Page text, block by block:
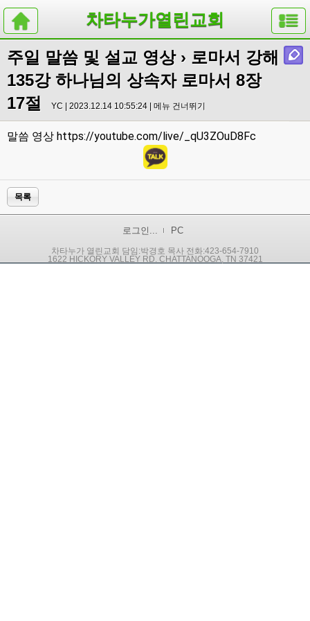
차타누가열린교회
주일 말씀 및 설교 영상› 로마서 강해
135강 하나님의 상속자 로마서 8장
17절
YC | 2023.12.14 10:55:24 | 메뉴 건너뛰기
말씀 영상 https://youtube.com/live/_qU3ZOuD8Fc
목록
로그인... PC
차타누가 열린교회 담임:박경호 목사 전화:423-654-7910
1622 HICKORY VALLEY RD. CHATTANOOGA, TN 37421